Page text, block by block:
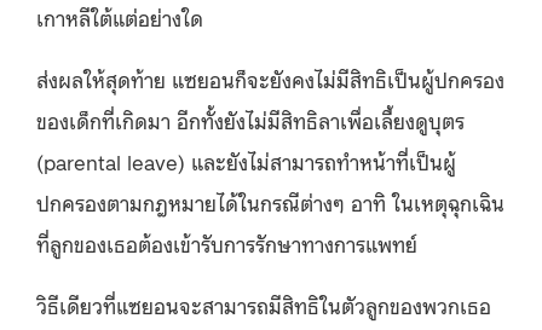
เกาหลีใต้แต่อย่างใด
ส่งผลให้สุดท้าย แซยอนก็จะยังคงไม่มีสิทธิเป็นผู้ปกครอง
ของเด็กที่เกิดมา อีกทั้งยังไม่มีสิทธิลาเพื่อเลี้ยงดูบุตร
(parental leave) และยังไม่สามารถทำหน้าที่เป็นผู้
ปกครองตามกฎหมายได้ในกรณีต่างๆ อาทิ ในเหตุฉุกเฉิน
ที่ลูกของเธอต้องเข้ารับการรักษาทางการแพทย์
วิธีเดียวที่แซยอนจะสามารถมีสิทธิในตัวลูกของพวกเธอ